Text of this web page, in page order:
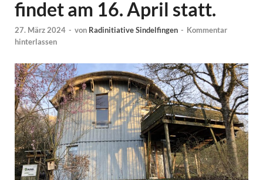
findet am 16. April statt.
27. März 2024 - von Radinitiative Sindelfingen - Kommentar
hinterlassen